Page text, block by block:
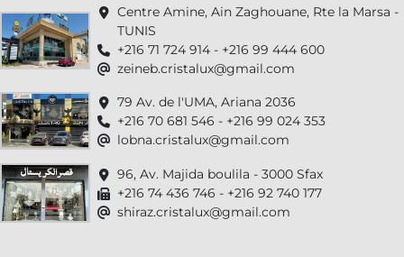
Centre Amine, Ain Zaghouane, Rte la Marsa -
TUNIS
+216 71 724 914 - +216 99 444 600
zeineb.cristalux@gmail.com
79 Av. de l'UMA, Ariana 2036
+216 70 681 546 - +216 99 024 353
lobna.cristalux@gmail.com
96, Av. Majida boulila - 3000 Sfax
+216 74 436 746 - +216 92 740 177
shiraz.cristalux@gmail.com